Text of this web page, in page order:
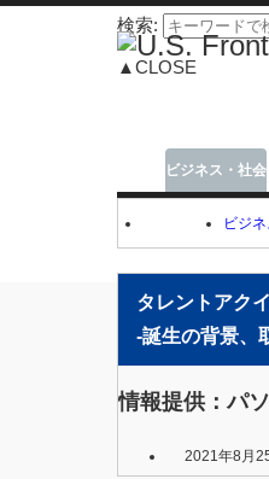
検索:
▲CLOSE
ビジネス・社会
ビジ
タレントアク
-誕生の背景、
情報提供：パ
2021年8月